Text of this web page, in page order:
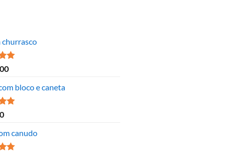
churrasco
bloco e caneta
canudo